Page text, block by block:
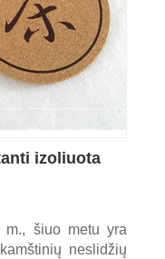
izoliuota
m., šiuo metu yra
neslidžių